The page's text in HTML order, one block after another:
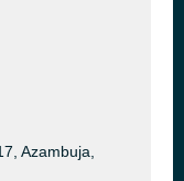
Azambuja,